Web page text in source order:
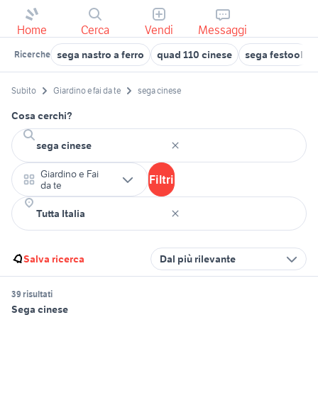
Home Cerca Vendi Messaggi
Ricerche sega nastro a ferro quad 110 cinese sega festool
Subito Giardino e fai da te sega cinese
Cosa cerchi?
Giardino e Fai
da te
Filtri
Salva ricerca Dal più rilevante
39 risultati
Sega cinese